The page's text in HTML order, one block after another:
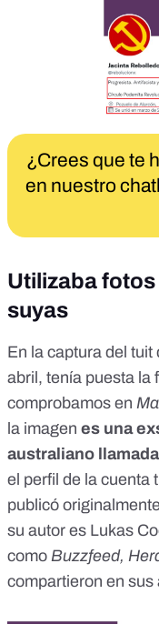
¿Crees que te
en nuestro
Utilizaba
suyas
En la captura del tuit
abril, tenía puesta la
comprobamos en
la imagen es una
australiano
el perfil de la cuenta
publicó
su autor es Lukas
como Buzzfeed,
compartieron en sus